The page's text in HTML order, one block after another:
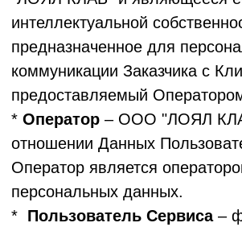
являющееся потенциальным, действующим
либо бывшим клиентом Заказчика, либо
иное физическое лицо, персональные
законном основании.
*Данные Пользователя Сервиса-
персональные данные, относящиеся
непосредственно к Пользователю Сервиса
(адрес электронной почты, опционально -
ФИО).
любая информация (включая персональные
данные), которая была передана ООО